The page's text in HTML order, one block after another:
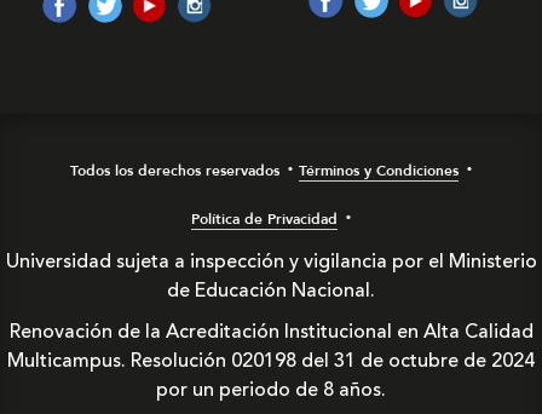
Todos los derechos reservados Términos y Condiciones
Política de Privacidad
Universidad sujeta a inspección y vigilancia por el Ministerio
de Educación Nacional.
Renovación de la Acreditación Institucional en Alta Calidad
Multicampus. Resolución 020198 del 31 de octubre de 2024
por un periodo de 8 años.